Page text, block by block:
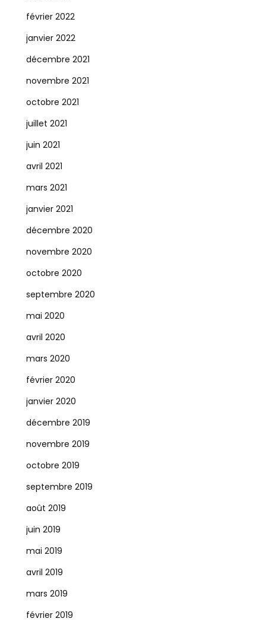
février 2022
janvier 2022
décembre 2021
novembre 2021
octobre 2021
juillet 2021
juin 2021
avril 2021
mars 2021
janvier 2021
décembre 2020
novembre 2020
octobre 2020
septembre 2020
mai 2020
avril 2020
mars 2020
février 2020
janvier 2020
décembre 2019
novembre 2019
octobre 2019
septembre 2019
août 2019
juin 2019
mai 2019
avril 2019
mars 2019
février 2019